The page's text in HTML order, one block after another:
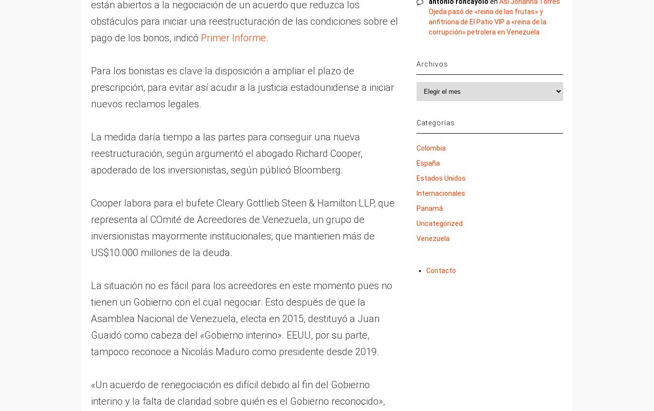
están abiertos a la negociación de un acuerdo que reduzca los
obstáculos para iniciar una reestructuración de las condiciones sobre el
pago de los bonos, indicó Primer Informe.
Para los bonistas es clave la disposición a ampliar el plazo de
prescripción, para evitar así acudir a la justicia estadounidense a iniciar
nuevos reclamos legales.
La medida daría tiempo a las partes para conseguir una nueva
reestructuración, según argumentó el abogado Richard Cooper,
apoderado de los inversionistas, según públicó Bloomberg.
Cooper labora para el bufete Cleary Gottlieb Steen & Hamilton LLP, que
representa al COmité de Acreedores de Venezuela, un grupo de
inversionistas mayormente institucionales, que mantienen más de
US$10.000 millones de la deuda.
La situación no es fácil para los acreedores en este momento pues no
tienen un Gobierno con el cual negociar. Esto después de que la
Asamblea Nacional de Venezuela, electa en 2015, destituyó a Juan
Guaidó como cabeza del «Gobierno interino». EEUU, por su parte,
tampoco reconoce a Nicolás Maduro como presidente desde 2019.
«Un acuerdo de renegociación es difícil debido al fin del Gobierno
interino y la falta de claridad sobre quién es el Gobierno reconocido»,
Ojeda pasó de «reina de las frutas» y
anfitriona de El Patio VIP a «reina de la
corrupción» petrolera en Venezuela
Archivos
Categorías
Colombia
España
Estados Unidos
Internacionales
Panamá
Uncategorized
Venezuela
Contacto